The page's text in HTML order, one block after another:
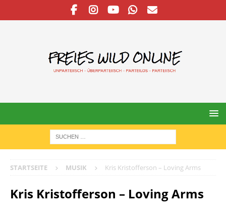
STARTSEITE MUSIK Kris Kristofferson – Loving Arms
Kris Kristofferson – Loving Arms